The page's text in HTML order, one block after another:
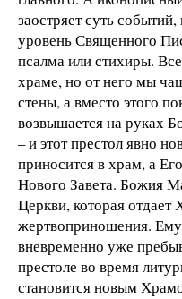
заостряет суть
уровень Священного
псалма или стихиры.
храме, но от него мы
стены, а вместо этого
возвышается на руках
– и этот престол явно
приносится в храм, а
Нового Завета. Божия
Церкви, которая отдает
жертвоприношения.
вневременно уже
престоле во время
становится новым